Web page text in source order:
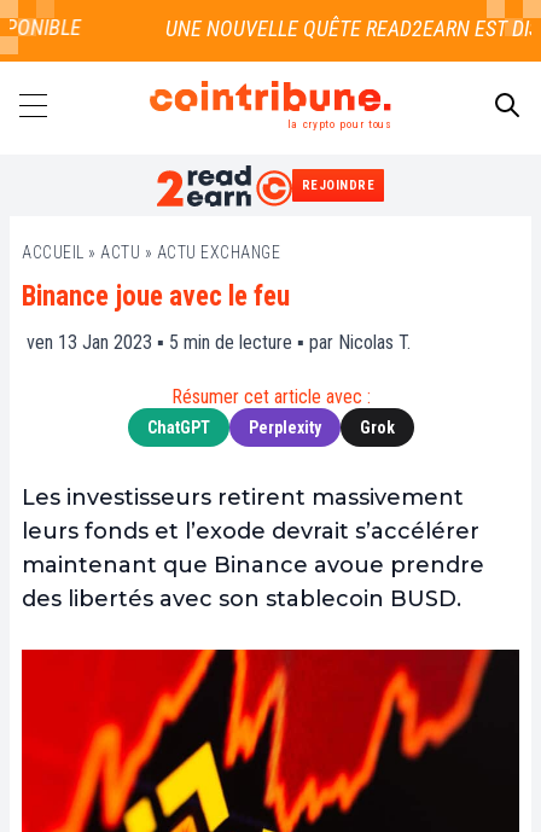
la crypto pour tous
REJOINDRE
ACCUEIL » ACTU » ACTU EXCHANGE
Binance joue avec le feu
ven 13 Jan 2023 ▪ 5 min de lecture ▪ par Nicolas T.
Résumer cet article avec :
ChatGPT Perplexity Grok
Les investisseurs retirent massivement
leurs fonds et l’exode devrait s’accélérer
maintenant que Binance avoue prendre
des libertés avec son stablecoin BUSD.